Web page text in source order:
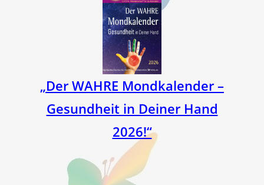
„Der WAHRE Mondkalender –
Gesundheit in Deiner Hand
2026!“